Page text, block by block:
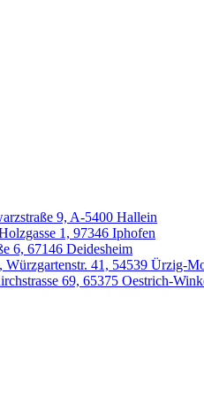
9, A-5400 Hallein
1, 97346 Iphofen
6, 67146 Deidesheim
41, 54539 Ürzig-
69, 65375 Oestrich-